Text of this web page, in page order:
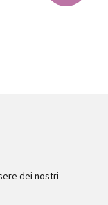
dei nostri